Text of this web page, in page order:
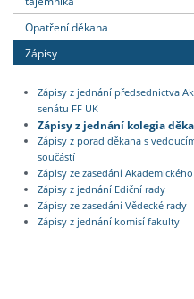
Opatření děkana
Zápisy
Zápisy z jednání předsednictva
senátu FF UK
Zápisy z jednání kolegia
Zápisy z porad děkana s
součástí
Zápisy ze zasedání
Zápisy z jednání Ediční rady
Zápisy ze zasedání Vědecké rady
Zápisy z jednání komisí fakulty